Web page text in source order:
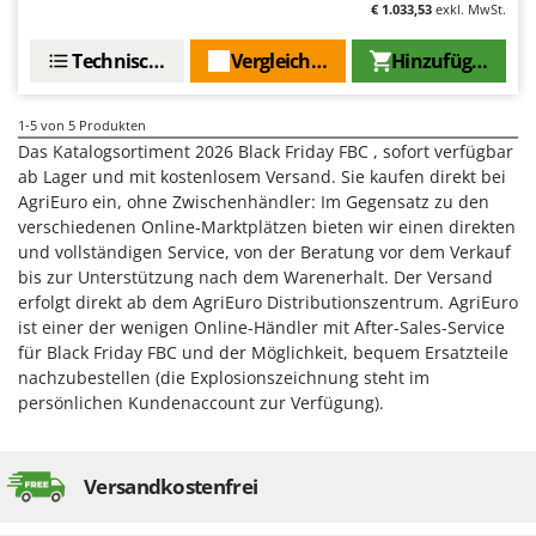
Maisentkörnungsmaschinen
Manuelle Heckenscheren
Mehrzweck-Sauggeräte
Minibacköfen
Motorhacken - Gartenfräsen
Motorspritzen
Mulcher für Traktor
N
Notstromaggregat
Nudelmaschinen
O
Famur
FBC
Ferrari Group
Ferroni
Ferrua
FIAC
FIEM
Fimar
FINI
Fiorentini
Flymo
€ 1.033,53 exkl. MwSt.
Hinzufügen
Vergleichen Sie
Technische Daten
1-5 von 5 Produkten
Das Katalogsortiment 2026 Black Friday FBC , sofort verfügbar
ab Lager und mit kostenlosem Versand. Sie kaufen direkt bei
AgriEuro ein, ohne Zwischenhändler: Im Gegensatz zu den
verschiedenen Online-Marktplätzen bieten wir einen direkten
und vollständigen Service, von der Beratung vor dem Verkauf
bis zur Unterstützung nach dem Warenerhalt. Der Versand
erfolgt direkt ab dem AgriEuro Distributionszentrum. AgriEuro
ist einer der wenigen Online-Händler mit After-Sales-Service
für Black Friday FBC und der Möglichkeit, bequem Ersatzteile
nachzubestellen (die Explosionszeichnung steht im
persönlichen Kundenaccount zur Verfügung).
Versandkostenfrei